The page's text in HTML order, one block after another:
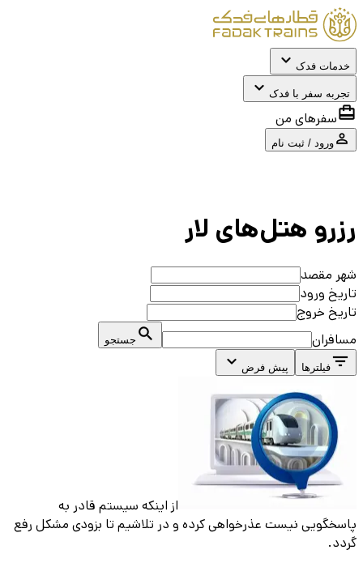
خدمات فدک
تجربه سفر با فدک
سفرهای من
ورود / ثبت نام
رزرو هتل‌های لار
شهر مقصد
تاریخ ورود
تاریخ خروج
مسافران
جستجو
فیلترها پیش فرض
از اینکه سیستم قادر به
پاسخگویی نیست عذرخواهی کرده و در تلاشیم تا بزودی مشکل رفع
گردد.